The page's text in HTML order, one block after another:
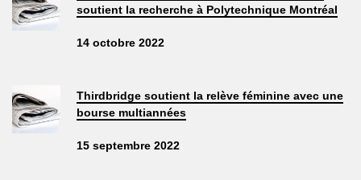
soutient la recherche à Polytechnique Montréal
14 octobre 2022
Thirdbridge soutient la relève féminine avec une
bourse multiannées
15 septembre 2022